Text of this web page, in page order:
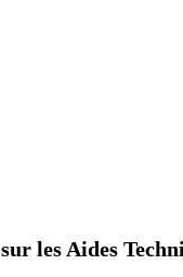
sur les Aides